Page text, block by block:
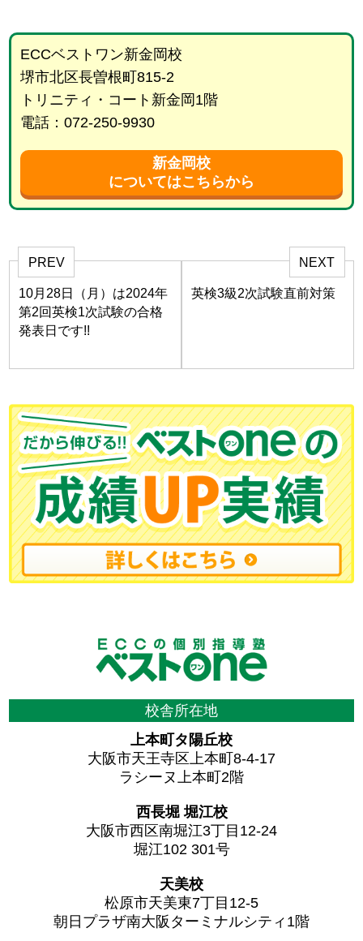
ECCベストワン新金岡校
堺市北区長曽根町815-2
トリニティ・コート新金岡1階
電話：072-250-9930
新金岡校
についてはこちらから
PREV
10月28日（月）は2024年
第2回英検1次試験の合格
発表日です!!
NEXT
英検3級2次試験直前対策
校舎所在地
上本町タ陽丘校
大阪市天王寺区上本町8-4-17
ラシーヌ上本町2階
西長堀 堀江校
大阪市西区南堀江3丁目12-24
堀江102 301号
天美校
松原市天美東7丁目12-5
朝日プラザ南大阪ターミナルシティ1階